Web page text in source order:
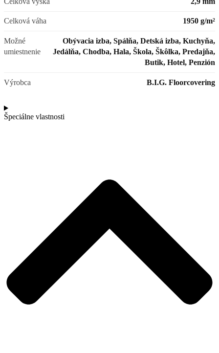
Celková váha 1950 g/m²
Možné
umiestnenie
Obývacia izba, Spálňa, Detská izba, Kuchyňa,
Jedálňa, Chodba, Hala, Škola, Škôlka, Predajňa,
Butik, Hotel, Penzión
Výrobca B.I.G. Floorcovering
Špeciálne vlastnosti